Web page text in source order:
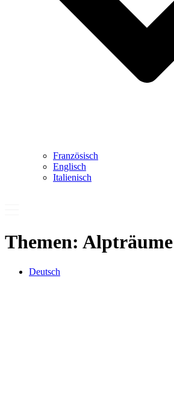
Französisch
Englisch
Italienisch
Themen: Alpträume
Deutsch